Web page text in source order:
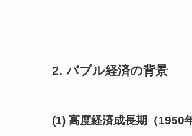
2. バブル経済の背景
(1) 高度経済成長期（1950